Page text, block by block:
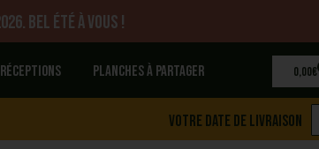
Bel été à vous !
Planches à partager 0,00€
Votre date de livraison